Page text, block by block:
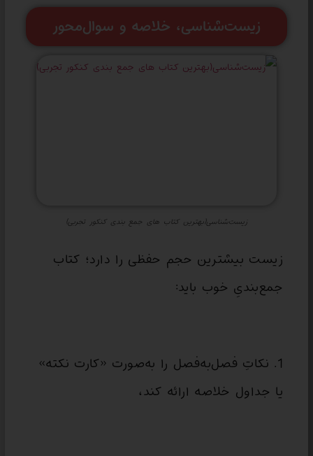
زیست‌شناسی، خلاصه و سوال‌محور
زیست‌شناسی(بهترین کتاب های جمع بندی کنکور تجربی)
زیست بیشترین حجم حفظی را دارد؛ کتاب
جمع‌بندیِ خوب باید:
1. نکاتِ فصل‌به‌فصل را به‌صورت «کارت نکته»
یا جداول خلاصه ارائه کند،